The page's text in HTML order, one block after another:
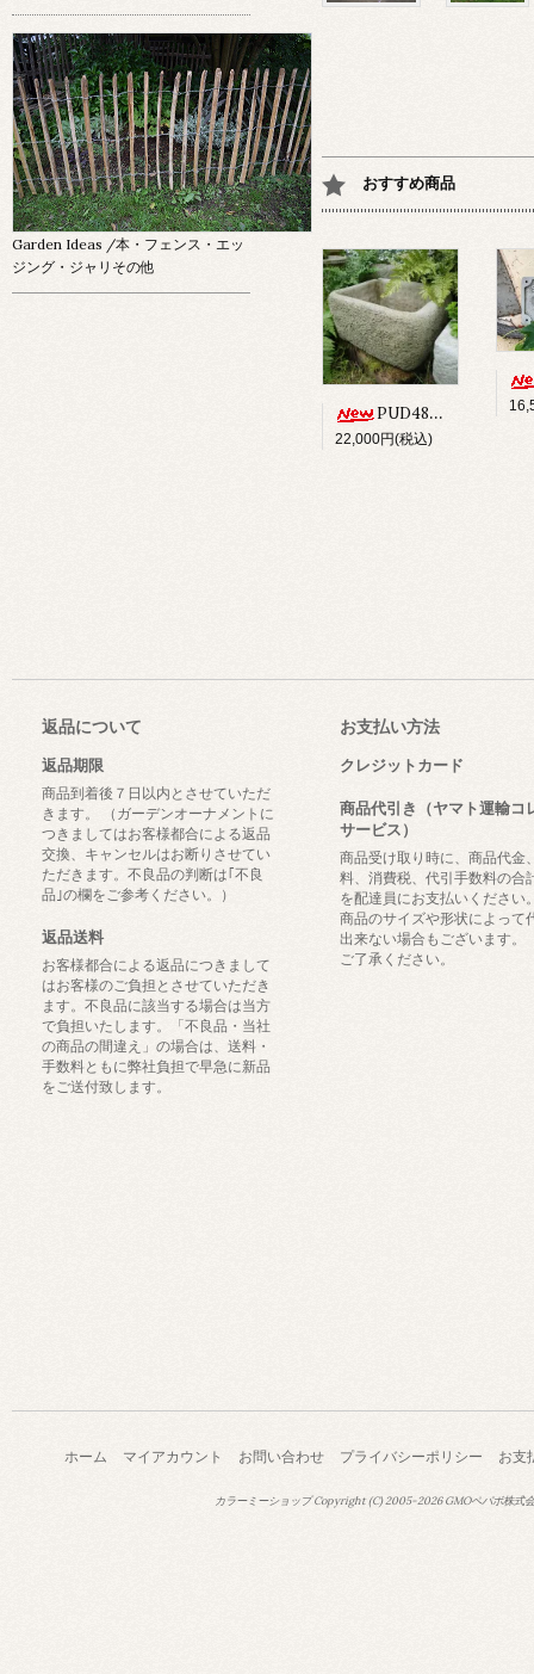
おすすめ商品
PUD48 ALPINE PLANTER
22,000円(税込)
Garden Ideas /本・フェンス・エッ
ジング・ジャリその他
返品について
返品期限
商品到着後７日以内とさせていただ
きます。 （ガーデンオーナメントに
つきましてはお客様都合による返品
交換、キャンセルはお断りさせてい
ただきます。不良品の判断は｢不良
品｣の欄をご参考ください。）
返品送料
お客様都合による返品につきまして
はお客様のご負担とさせていただき
ます。不良品に該当する場合は当方
で負担いたします。「不良品・当社
の商品の間違え」の場合は、送料・
手数料ともに弊社負担で早急に新品
をご送付致します。
お支払い方法
クレジットカード
商品代引き（ヤマト運輸コ
サービス）
商品受け取り時に、商品代金
料、消費税、代引手数料の合
を配達員にお支払いください
商品のサイズや形状によって
出来ない場合もございます。
ご了承ください。
ホーム マイアカウント お問い合わせ プライバシーポリシー お支
カラーミーショップCopyright (C) 2005-2026GMOペパボ株式